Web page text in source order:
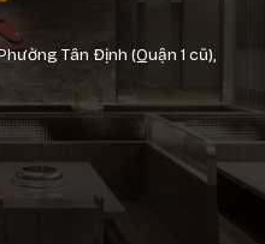
Tân Định (Quận 1 cũ),